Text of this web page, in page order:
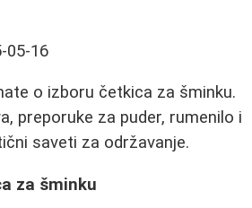
05-16
o izboru četkica za šminku.
preporuke za puder, rumenilo i
saveti za održavanje.
za šminku